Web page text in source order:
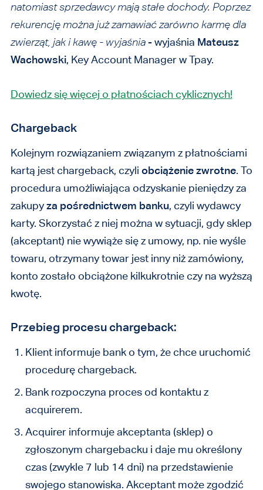
natomiast sprzedawcy mają stałe dochody. Poprzez
rekurencję można już zamawiać zarówno karmę dla
zwierząt, jak i kawę - wyjaśnia- wyjaśnia Mateusz
Wachowski, Key Account Manager w Tpay.
Dowiedz się więcej o płatnościach cyklicznych!
Chargeback
Kolejnym rozwiązaniem związanym z płatnościami
kartą jest chargeback, czyli obciążenie zwrotne. To
procedura umożliwiająca odzyskanie pieniędzy za
zakupyza pośrednictwem banku, czyli wydawcy
karty. Skorzystać z niej można w sytuacji, gdy sklep
(akceptant) nie wywiąże się z umowy, np. nie wyśle
towaru, otrzymany towar jest inny niż zamówiony,
konto zostało obciążone kilkukrotnie czy na wyższą
kwotę.
Przebieg procesu chargeback:
Klient informuje bank o tym, że chce uruchomić
procedurę chargeback.
Bank rozpoczyna proces od kontaktu z
acquirerem.
Acquirer informuje akceptanta (sklep) o
zgłoszonym chargebacku i daje mu określony
czas (zwykle 7 lub 14 dni) na przedstawienie
swojego stanowiska. Akceptant może zgodzić